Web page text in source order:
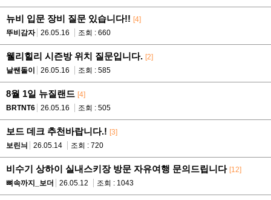
뉴비 입문 장비 질문 있습니다!! [4]
뚜비감자
26.05.16 조회 : 660
웰리힐리 시즌방 위치 질문입니다. [2]
날쌘돌이
26.05.16 조회 : 585
8월 1일 뉴질랜드 [4]
BRTNT6
26.05.16 조회 : 505
보드 데크 추천바랍니다.! [3]
보린늬
26.05.14 조회 : 720
비수기 상하이 실내스키장 방문 자유여행 문의드립니다 [12]
뼈속까지_보더
26.05.12 조회 : 1043